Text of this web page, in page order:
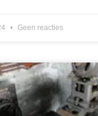
Geen reacties